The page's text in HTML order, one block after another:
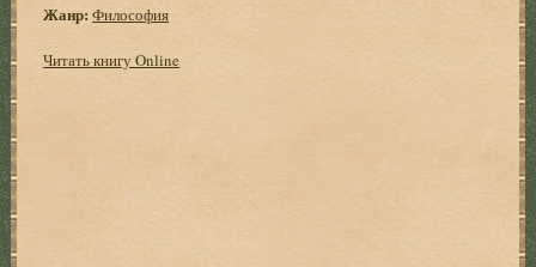
Жанр: Философия
Читать книгу Online